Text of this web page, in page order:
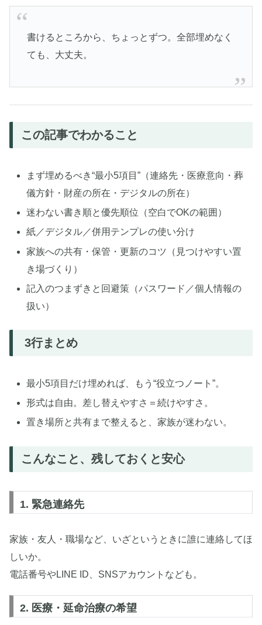
書けるところから、ちょっとずつ。全部埋めなく
ても、大丈夫。
この記事でわかること
まず埋めるべき“最小5項目”（連絡先・医療意向・葬
儀方針・財産の所在・デジタルの所在）
迷わない書き順と優先順位（空白でOKの範囲）
紙／デジタル／併用テンプレの使い分け
家族への共有・保管・更新のコツ（見つけやすい置
き場づくり）
記入のつまずきと回避策（パスワード／個人情報の
扱い）
3行まとめ
最小5項目だけ埋めれば、もう“役立つノート”。
形式は自由。差し替えやすさ＝続けやすさ。
置き場所と共有まで整えると、家族が迷わない。
こんなこと、残しておくと安心
1. 緊急連絡先
家族・友人・職場など、いざというときに誰に連絡してほ
しいか。
電話番号やLINE ID、SNSアカウントなども。
2. 医療・延命治療の希望